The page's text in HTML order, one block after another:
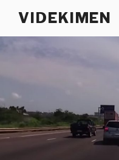
VIDEKIMEN